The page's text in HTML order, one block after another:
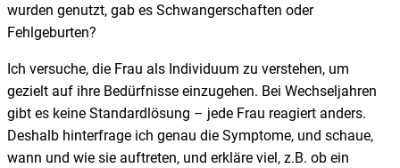
wurden genutzt, gab es Schwangerschaften oder
Fehlgeburten?
Ich versuche, die Frau als Individuum zu verstehen, um
gezielt auf ihre Bedürfnisse einzugehen. Bei Wechseljahren
gibt es keine Standardlösung – jede Frau reagiert anders.
Deshalb hinterfrage ich genau die Symptome, und schaue,
wann und wie sie auftreten, und erkläre viel, z.B. ob ein